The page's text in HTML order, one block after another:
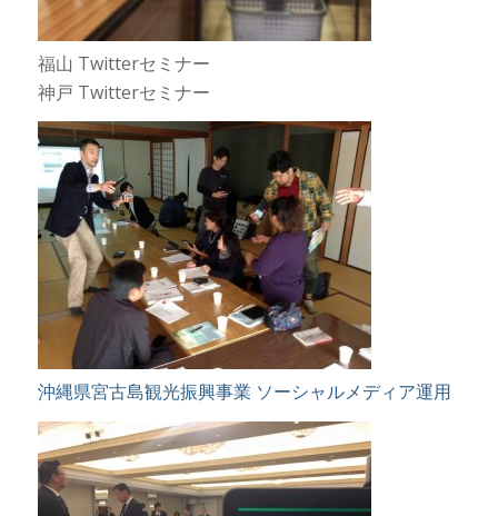
福山 Twitterセミナー
神戸 Twitterセミナー
沖縄県宮古島観光振興事業 ソーシャルメディア運用